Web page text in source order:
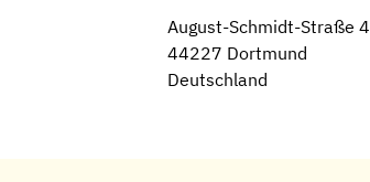
August-Schmidt-Straße 4
44227 Dortmund
Deutschland